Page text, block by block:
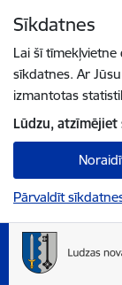
Sīkdatnes
Lai šī
sīkdatnes. Ar
izmantotas
Lūdzu, atzīmējiet
Pārvaldīt